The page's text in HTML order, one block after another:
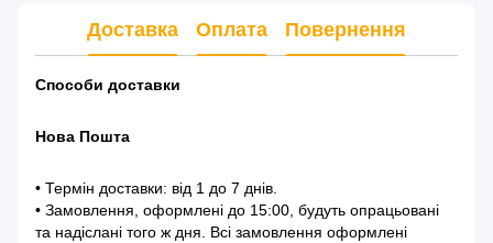
Доставка Оплата Повернення
Способи доставки
Нова Пошта
• Термін доставки: від 1 до 7 днів.
• Замовлення, оформлені до 15:00, будуть опрацьовані
та надіслані того ж дня. Всі замовлення оформлені